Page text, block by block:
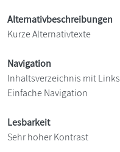
Alternativbeschreibungen
Kurze Alternativtexte
Navigation
Inhaltsverzeichnis mit Links
Einfache Navigation
Lesbarkeit
Sehr hoher Kontrast